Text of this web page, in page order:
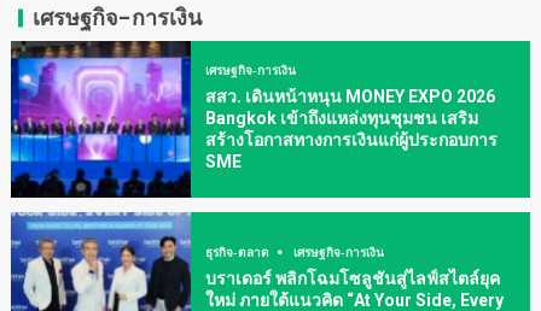
เศรษฐกิจ-การเงิน
เศรษฐกิจ-การเงิน
สสว. เดินหน้าหนุน MONEY EXPO 2026
Bangkok เข้าถึงแหล่งทุนชุมชน เสริม
สร้างโอกาสทางการเงินแก่ผู้ประกอบการ
SME
ธุรกิจ-ตลาด เศรษฐกิจ-การเงิน
บราเดอร์ พลิกโฉมโซลูชันสู่ไลฟ์สไตล์ยุค
ใหม่ ภายใต้แนวคิด “At Your Side, Every